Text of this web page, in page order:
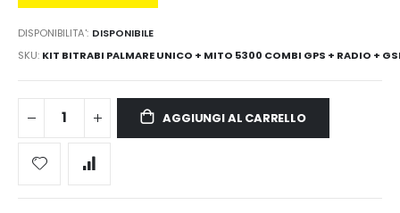
DISPONIBILITA': DISPONIBILE
SKU KIT BITRABI PALMARE UNICO + MITO 5300 COMBI GPS + RADIO +
AGGIUNGI AL CARRELLO